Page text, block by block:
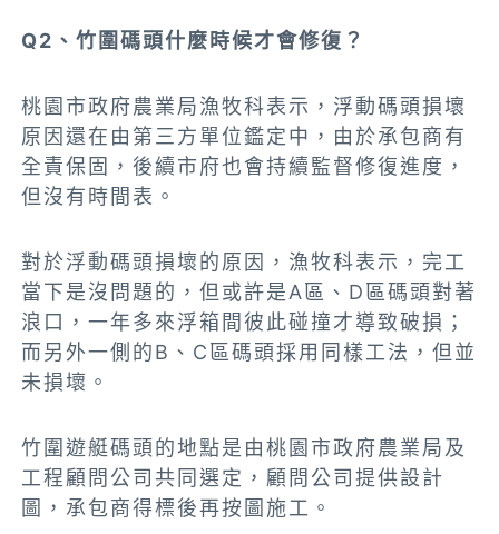
Q2、竹圍碼頭什麼時候才會修復？
桃園市政府農業局漁牧科表示，浮動碼頭損壞
原因還在由第三方單位鑑定中，由於承包商有
全責保固，後續市府也會持續監督修復進度 ，
但沒有時間表。
對於浮動碼頭損壞的原因，漁牧科表示，完工
當下是沒問題的，但或許是A區、D區碼頭對著
浪口，一年多來浮箱間彼此碰撞才導致破損；
而另外一側的B、C區碼頭採用同樣工法，但並
未損壞。
竹圍遊艇碼頭的地點是由桃園市政府農業局及
工程顧問公司共同選定， 顧問公司提供設計
圖，承包商得標後再按圖施工。